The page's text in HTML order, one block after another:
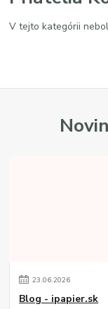
V tejto kategórii
23.06.2026
Blog - ipapier.sk